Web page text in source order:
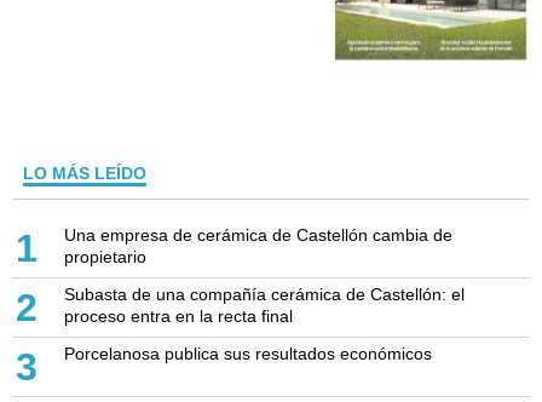
LO MÁS LEÍDO
1
Una empresa de cerámica de Castellón cambia de
propietario
2
Subasta de una compañía cerámica de Castellón: el
proceso entra en la recta final
3 Porcelanosa publica sus resultados económicos